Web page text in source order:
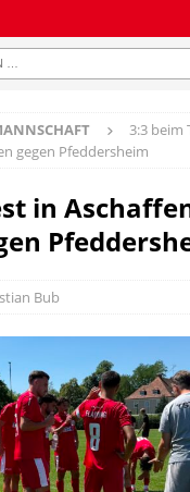
3:3 beim
gegen Pfeddersheim
in
Bub